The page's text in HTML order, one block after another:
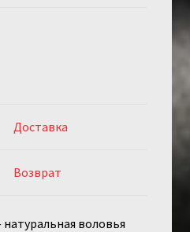
Доставка
Возврат
воловья